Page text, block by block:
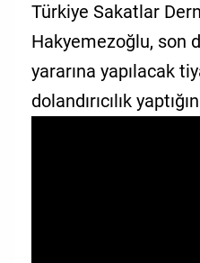
Türkiye Sakatlar
Hakyemezoğlu, son
yararına yapılacak
dolandırıcılık